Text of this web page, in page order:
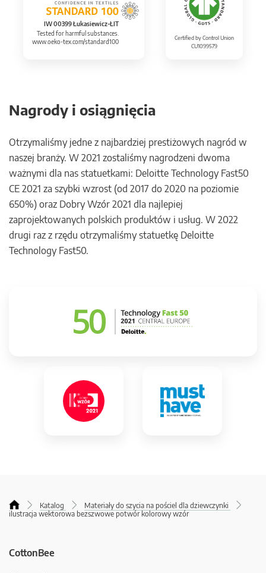
IW 00399 Łukasiewicz-ŁIT
Tested for harmful substances.
www.oeko-tex.com/standard100
Certified by Control Union
CU1099579
Nagrody i osiągnięcia
Otrzymaliśmy jedne z najbardziej prestiżowych nagród w
naszej branży. W 2021 zostaliśmy nagrodzeni dwoma
ważnymi dla nas statuetkami: Deloitte Technology Fast50
CE 2021 za szybki wzrost (od 2017 do 2020 na poziomie
650%) oraz Dobry Wzór 2021 dla najlepiej
zaprojektowanych polskich produktów i usług. W 2022
drugi raz z rzędu otrzymaliśmy statuetkę Deloitte
Technology Fast50.
Katalog
Materiały do szycia na pościel dla dziewczynki
ilustracja wektorowa bezszwowe potwór kolorowy wzór
CottonBee